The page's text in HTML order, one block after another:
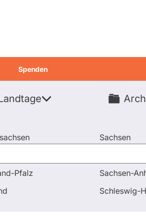
Pfalz
Sachsen
Sachsen-
Schleswig-
Spenden